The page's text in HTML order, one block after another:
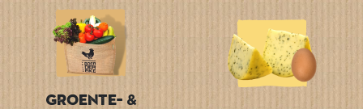
Groente- &